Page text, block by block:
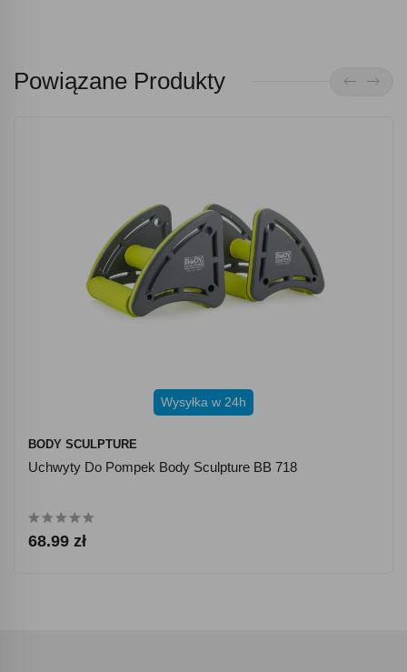
Powiązane Produkty
Wysyłka w 24h
BODY SCULPTURE
Uchwyty Do Pompek Body Sculpture BB 718
68.99 zł